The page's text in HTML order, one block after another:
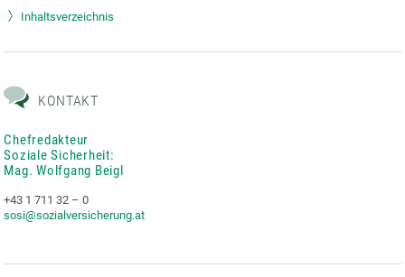
Inhaltsverzeichnis
KONTAKT
Chefredakteur
Soziale Sicherheit:
Mag. Wolfgang Beigl
+43 1 711 32 – 0
sosi@sozialversicherung.at